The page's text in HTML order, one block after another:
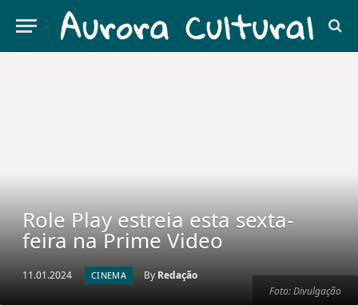
Foto: Divulgação
Role Play estreia esta sexta-
feira na Prime Video
11.01.2024 CINEMA By Redação